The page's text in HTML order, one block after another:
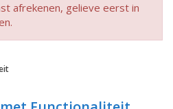
afrekenen, gelieve eerst in